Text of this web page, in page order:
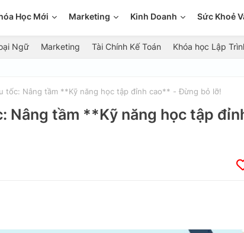
Học Mới Marketing Kinh Doanh Sức Khoẻ
Ngữ Marketing Tài Chính Kế Toán Khóa học Lập
tốc: Nâng tầm **Kỹ năng học tập đỉnh cao** - Đừng bỏ lỡ!
Nâng tầm **Kỹ năng học tập